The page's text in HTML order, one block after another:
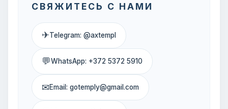
СВЯЖИТЕСЬ С НАМИ
✈Telegram: @axtempl
💬WhatsApp: +372 5372 5910
✉Email: gotemply@gmail.com